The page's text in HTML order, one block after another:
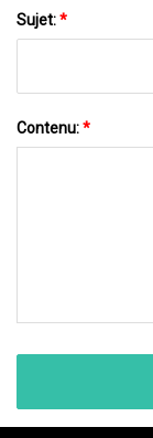
Sujet:*
Contenu:*